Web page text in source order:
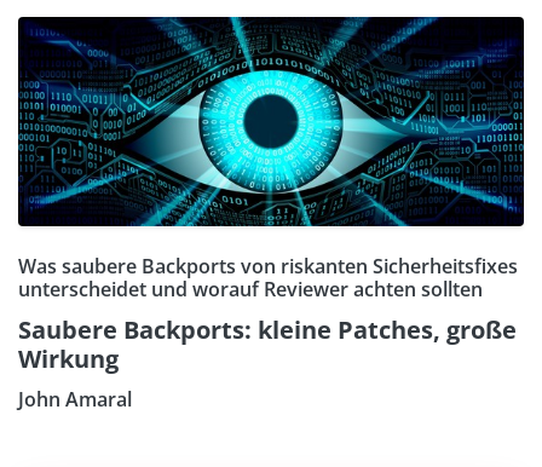
Was saubere Backports von riskanten Sicherheitsfixes
unterscheidet und worauf Reviewer achten sollten
Saubere Backports: kleine Patches, große
Wirkung
John Amaral